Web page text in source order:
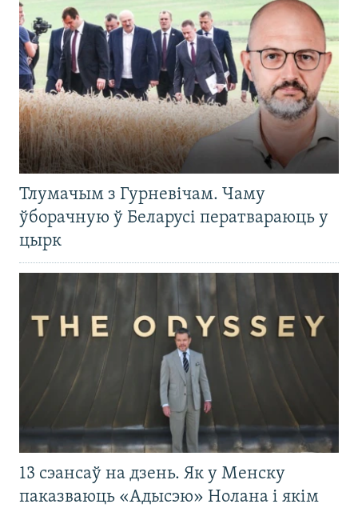
Тлумачым з Гурневічам. Чаму
ўборачную ў Беларусі ператвараюць у
цырк
13 сэансаў на дзень. Як у Менску
паказваюць «Адысэю» Нолана і якім